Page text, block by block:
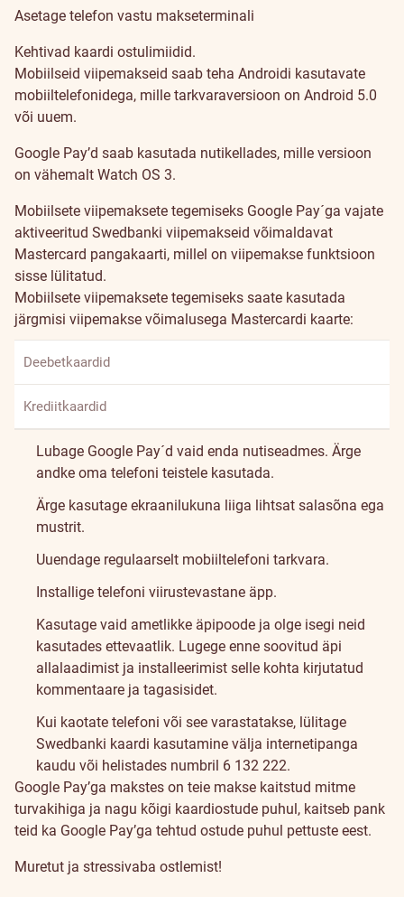
Asetage telefon vastu makseterminali
Kehtivad kaardi ostulimiidid.
Mobiilseid viipemakseid saab teha Androidi kasutavate
mobiiltelefonidega, mille tarkvaraversioon on Android 5.0
või uuem.
Google Pay’d saab kasutada nutikellades, mille versioon
on vähemalt Watch OS 3.
Mobiilsete viipemaksete tegemiseks Google Pay´ga vajate
aktiveeritud Swedbanki viipemakseid võimaldavat
Mastercard pangakaarti, millel on viipemakse funktsioon
sisse lülitatud.
Mobiilsete viipemaksete tegemiseks saate kasutada
järgmisi viipemakse võimalusega Mastercardi kaarte:
Deebetkaardid
Krediitkaardid
Lubage Google Pay´d vaid enda nutiseadmes. Ärge
andke oma telefoni teistele kasutada.
Ärge kasutage ekraanilukuna liiga lihtsat salasõna ega
mustrit.
Uuendage regulaarselt mobiiltelefoni tarkvara.
Installige telefoni viirustevastane äpp.
Kasutage vaid ametlikke äpipoode ja olge isegi neid
kasutades ettevaatlik. Lugege enne soovitud äpi
allalaadimist ja installeerimist selle kohta kirjutatud
kommentaare ja tagasisidet.
Kui kaotate telefoni või see varastatakse, lülitage
Swedbanki kaardi kasutamine välja internetipanga
kaudu või helistades numbril 6 132 222.
Google Pay’ga makstes on teie makse kaitstud mitme
turvakihiga ja nagu kõigi kaardiostude puhul, kaitseb pank
teid ka Google Pay’ga tehtud ostude puhul pettuste eest.
Muretut ja stressivaba ostlemist!